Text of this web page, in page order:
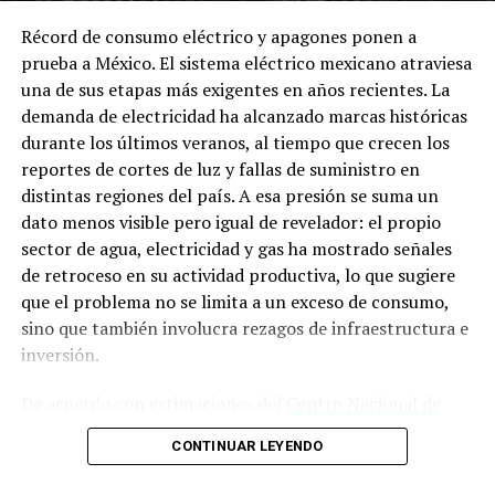
su ubicación fronteriza con Estados Unidos.
El huachicol fiscal, como se ha documentado, consiste
en ingresar grandes volúmenes de gasolina o diésel sin
el pago de impuestos correspondientes. Este esquema
opera con la presunta complicidad de autoridades
aduaneras que facilitan el paso de mercancía con
documentación engañosa en diversos puntos de
Tamaulipas.
La titular de la FGR, Ernestina Godoy, ha señalado que el
combustible ilegal que ingresa desde Estados Unidos a
través de la frontera de Tamaulipas tiene como destino
principal los estados de Coahuila, Durango y Zacatecas.
El caso de la minirefinería en Reynosa se suma a un
Récord de consumo eléctrico y apagones ponen a
prueba a México. El sistema eléctrico mexicano atraviesa
una de sus etapas más exigentes en años recientes. La
demanda de electricidad ha alcanzado marcas históricas
durante los últimos veranos, al tiempo que crecen los
reportes de cortes de luz y fallas de suministro en
distintas regiones del país. A esa presión se suma un
dato menos visible pero igual de revelador: el propio
sector de agua, electricidad y gas ha mostrado señales
de retroceso en su actividad productiva, lo que sugiere
que el problema no se limita a un exceso de consumo,
sino que también involucra rezagos de infraestructura e
inversión.
Control de Energía (CENACE)y distintos reportes del
sector, México superó los 50 mil megawatts (MW) de
CONTINUAR LEYENDO